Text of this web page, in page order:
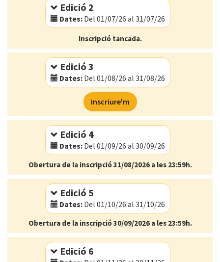
Edició 2
Dates:Del 01/07/26 al 31/07/26
Modalitat:Online
Idioma:Anglès
Inscripció tancada.
Edició 3
Dates:Del 01/08/26 al 31/08/26
Modalitat:
Online
Idioma: Anglès
Inscriure'm
Edició 4
Dates:Del 01/09/26 al 30/09/26
Modalitat:Online
Idioma:Anglès
Obertura de la inscripció 31/08/2026 a les 23:59h.
Edició 5
Dates:Del 01/10/26 al 31/10/26
Modalitat:Online
Idioma:Anglès
Obertura de la inscripció 30/09/2026 a les 23:59h.
Edició 6